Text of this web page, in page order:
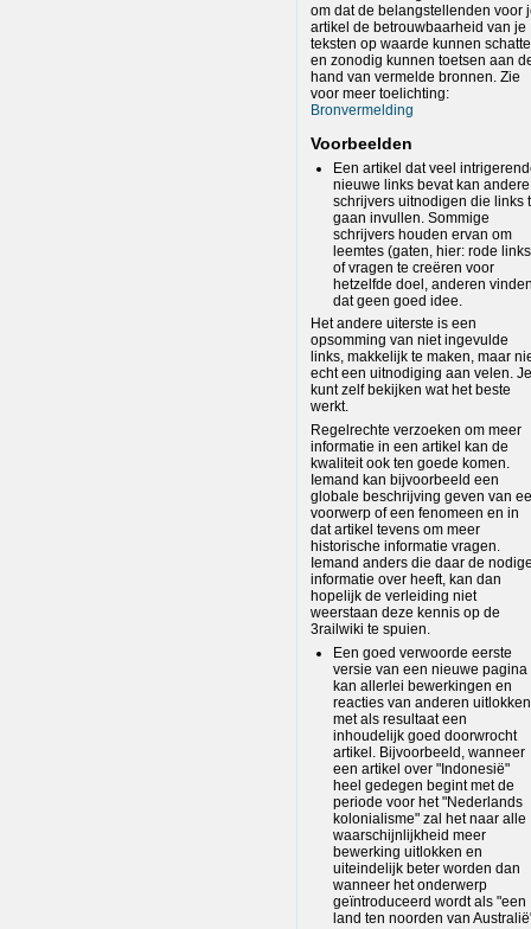
om dat de belangstellenden voor
artikel de betrouwbaarheid van je
teksten op waarde kunnen
en zonodig kunnen toetsen aan
hand van vermelde bronnen. Zie
voor meer toelichting:
Bronvermelding
Voorbeelden
Een artikel dat veel
nieuwe links bevat kan andere
schrijvers uitnodigen die links
gaan invullen. Sommige
schrijvers houden ervan om
leemtes (gaten, hier: rode
of vragen te creëren voor
hetzelfde doel, anderen
dat geen goed idee.
Het andere uiterste is een
opsomming van niet ingevulde
links, makkelijk te maken, maar
echt een uitnodiging aan velen. Je
kunt zelf bekijken wat het beste
werkt.
Regelrechte verzoeken om meer
informatie in een artikel kan de
kwaliteit ook ten goede komen.
Iemand kan bijvoorbeeld een
globale beschrijving geven van
voorwerp of een fenomeen en in
dat artikel tevens om meer
historische informatie vragen.
Iemand anders die daar de
informatie over heeft, kan dan
hopelijk de verleiding niet
weerstaan deze kennis op de
3railwiki te spuien.
Een goed verwoorde eerste
versie van een nieuwe pagina
kan allerlei bewerkingen en
reacties van anderen
met als resultaat een
inhoudelijk goed doorwrocht
artikel. Bijvoorbeeld, wanneer
een artikel over "Indonesië"
heel gedegen begint met de
periode voor het "Nederlands
kolonialisme" zal het naar alle
waarschijnlijkheid meer
bewerking uitlokken en
uiteindelijk beter worden dan
wanneer het onderwerp
geïntroduceerd wordt als "een
land ten noorden van